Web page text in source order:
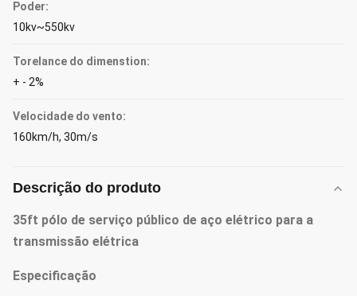
Poder:
10kv~550kv
Torelance do dimenstion:
+ - 2%
Velocidade do vento:
160km/h, 30m/s
Descrição do produto
35ft pólo de serviço público de aço elétrico para a
transmissão elétrica
Especificação